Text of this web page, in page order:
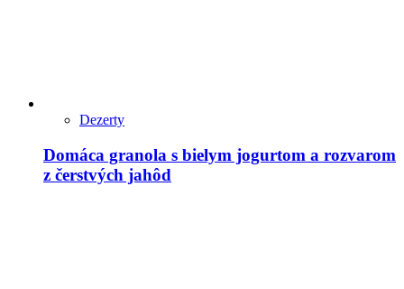
Dezerty
Domáca granola s bielym jogurtom a rozvarom
z čerstvých jahôd